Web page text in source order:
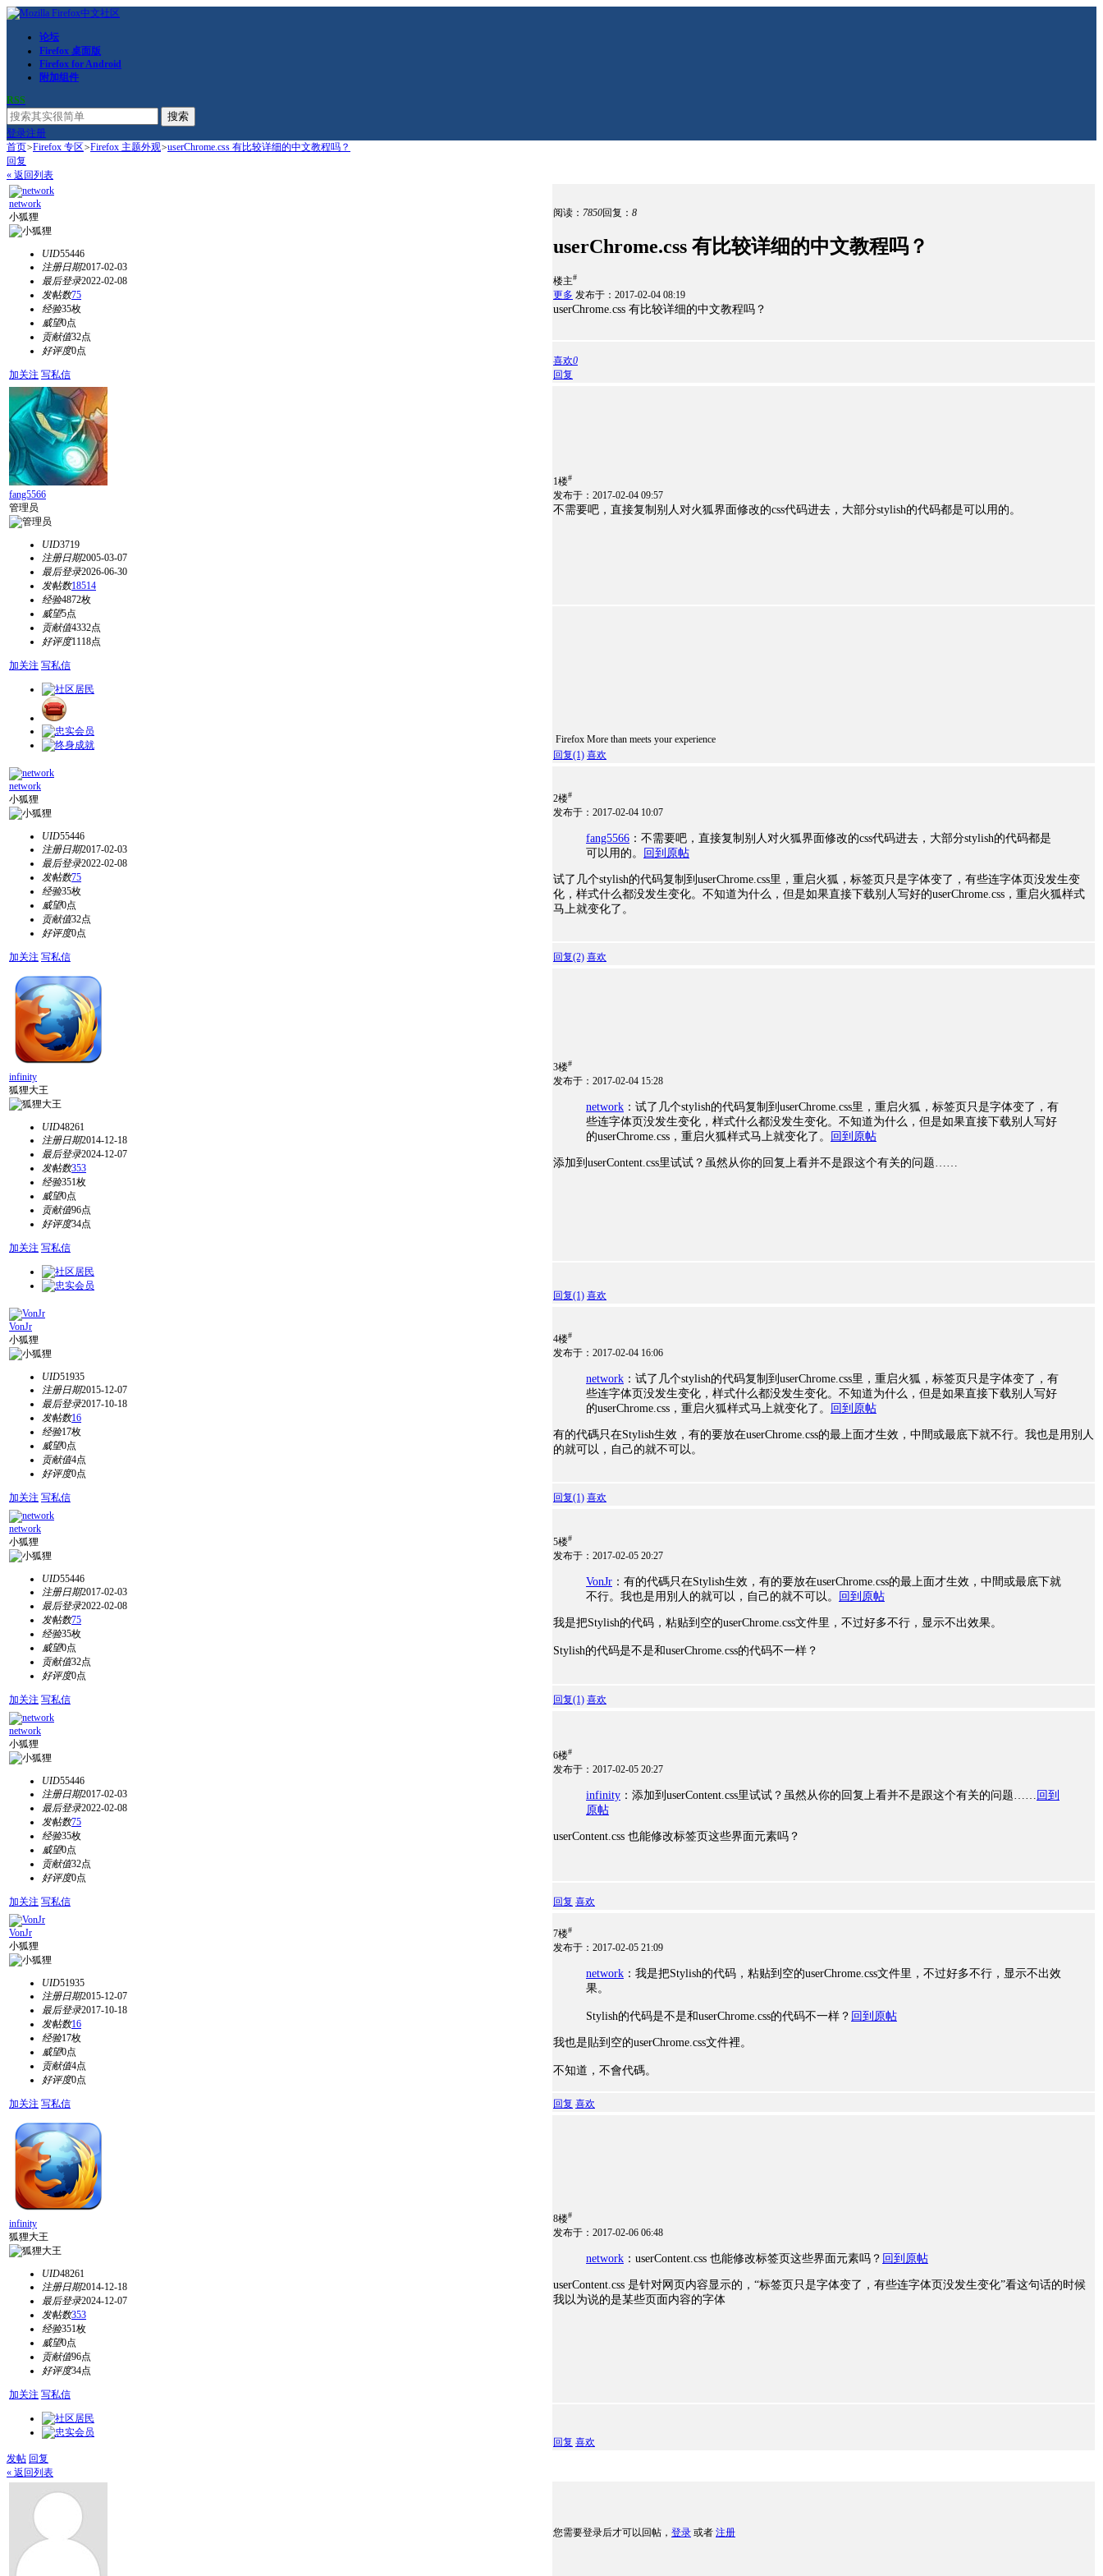
论坛
Firefox 桌面版
Firefox for Android
附加组件
RSS
搜索
登录注册
首页>Firefox 专区>Firefox 主题外观>userChrome.css 有比较详细的中文教程吗？
回复
« 返回列表
network
小狐狸
UID55446
注册日期2017-02-03
最后登录2022-02-08
发帖数75
经验35枚
威望0点
贡献值32点
好评度0点
加关注 写私信
阅读： 7850回复： 8
userChrome.css 有比较详细的中文教程吗？
楼主#
更多 发布于：2017-02-04 08:19
userChrome.css 有比较详细的中文教程吗？
喜欢0
回复
fang5566
管理员
UID3719
注册日期2005-03-07
最后登录2026-06-30
发帖数18514
经验4872枚
威望5点
贡献值4332点
好评度1118点
加关注 写私信
1楼#
发布于：2017-02-04 09:57
不需要吧，直接复制别人对火狐界面修改的css代码进去，大部分stylish的代码都是可以用的。
Firefox More than meets your experience
回复(1) 喜欢
network
小狐狸
UID55446
注册日期2017-02-03
最后登录2022-02-08
发帖数75
经验35枚
威望0点
贡献值32点
好评度0点
加关注 写私信
2楼#
发布于：2017-02-04 10:07
fang5566 ：不需要吧，直接复制别人对火狐界面修改的css代码进去，大部分stylish的代码都是
可以用的。
回到原帖
试了几个stylish的代码复制到userChrome.css里，重启火狐，标签页只是字体变了，有些连字体页没发生变
化，样式什么都没发生变化。不知道为什么，但是如果直接下载别人写好的userChrome.css，重启火狐样式
马上就变化了。
回复(2) 喜欢
infinity
狐狸大王
UID48261
注册日期2014-12-18
最后登录2024-12-07
发帖数353
经验351枚
威望0点
贡献值96点
好评度34点
加关注 写私信
3楼#
发布于：2017-02-04 15:28
network ：试了几个stylish的代码复制到userChrome.css里，重启火狐，标签页只是字体变了，有
些连字体页没发生变化，样式什么都没发生变化。不知道为什么，但是如果直接下载别人写好
的userChrome.css，重启火狐样式马上就变化了。
回到原帖
添加到userContent.css里试试？虽然从你的回复上看并不是跟这个有关的问题……
回复(1) 喜欢
VonJr
小狐狸
UID51935
注册日期2015-12-07
最后登录2017-10-18
发帖数16
经验17枚
威望0点
贡献值4点
好评度0点
加关注 写私信
4楼#
发布于：2017-02-04 16:06
network ：试了几个stylish的代码复制到userChrome.css里，重启火狐，标签页只是字体变了，有
些连字体页没发生变化，样式什么都没发生变化。不知道为什么，但是如果直接下载别人写好
的userChrome.css，重启火狐样式马上就变化了。
回到原帖
有的代碼只在Stylish生效，有的要放在userChrome.css的最上面才生效，中間或最底下就不行。我也是用別人
的就可以，自己的就不可以。
回复(1) 喜欢
network
小狐狸
UID55446
注册日期2017-02-03
最后登录2022-02-08
发帖数75
经验35枚
威望0点
贡献值32点
好评度0点
加关注 写私信
5楼#
发布于：2017-02-05 20:27
VonJr ：有的代碼只在Stylish生效，有的要放在userChrome.css的最上面才生效，中間或最底下就
不行。我也是用別人的就可以，自己的就不可以。
回到原帖
我是把Stylish的代码，粘贴到空的userChrome.css文件里，不过好多不行，显示不出效果。
Stylish的代码是不是和userChrome.css的代码不一样？
回复(1) 喜欢
network
小狐狸
UID55446
注册日期2017-02-03
最后登录2022-02-08
发帖数75
经验35枚
威望0点
贡献值32点
好评度0点
加关注 写私信
6楼#
发布于：2017-02-05 20:27
infinity ：添加到userContent.css里试试？虽然从你的回复上看并不是跟这个有关的问题…… 回到
原帖
userContent.css 也能修改标签页这些界面元素吗？
回复 喜欢
VonJr
小狐狸
UID51935
注册日期2015-12-07
最后登录2017-10-18
发帖数16
经验17枚
威望0点
贡献值4点
好评度0点
加关注 写私信
7楼#
发布于：2017-02-05 21:09
network ：我是把Stylish的代码，粘贴到空的userChrome.css文件里，不过好多不行，显示不出效
果。
Stylish的代码是不是和userChrome.css的代码不一样？ 回到原帖
我也是貼到空的userChrome.css文件裡。
不知道，不會代碼。
回复 喜欢
infinity
狐狸大王
UID48261
注册日期2014-12-18
最后登录2024-12-07
发帖数353
经验351枚
威望0点
贡献值96点
好评度34点
加关注 写私信
8楼#
发布于：2017-02-06 06:48
network ：userContent.css 也能修改标签页这些界面元素吗？ 回到原帖
userContent.css 是针对网页内容显示的，“标签页只是字体变了，有些连字体页没发生变化”看这句话的时候
我以为说的是某些页面内容的字体
回复 喜欢
发帖 回复
« 返回列表
您需要登录后才可以回帖， 登录 或者 注册